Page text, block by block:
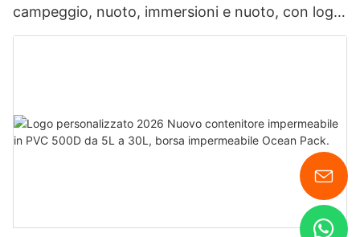
campeggio, nuoto, immersioni e nuoto, con logo
personalizzato.